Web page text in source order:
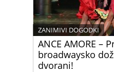
ANCE AMORE –
broadwaysko
dvorani!
ZANIMIVI DOGODKI